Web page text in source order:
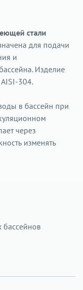
стали
для подачи
и
Изделие
304.
в бассейн при
через
изменять
бассейнов